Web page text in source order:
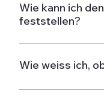
Wie kann ich
feststellen?
NeuDie Uhr ist neu
auf.Neuwertig &
alten Beständen
Wie weiss ich,
Die Verfügbarkeit